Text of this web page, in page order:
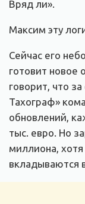
Вряд ли».
Максим эту
Сейчас его
готовит новое
говорит, что
Тахограф»
обновлений,
тыс. евро. Но
миллиона,
вкладываются